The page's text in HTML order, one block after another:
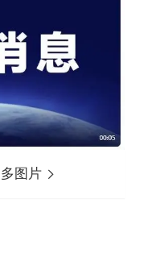
图片